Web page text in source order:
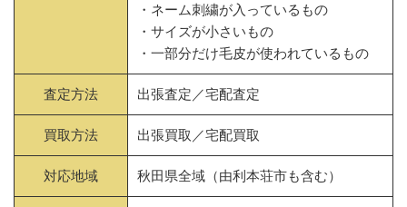
・ネーム刺繍が入っているもの
・サイズが小さいもの
・一部分だけ毛皮が使われているもの
査定方法 出張査定／宅配査定
買取方法 出張買取／宅配買取
対応地域 秋田県全域（由利本荘市も含む）